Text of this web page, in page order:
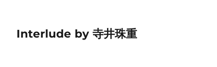
Interlude by 寺井珠重